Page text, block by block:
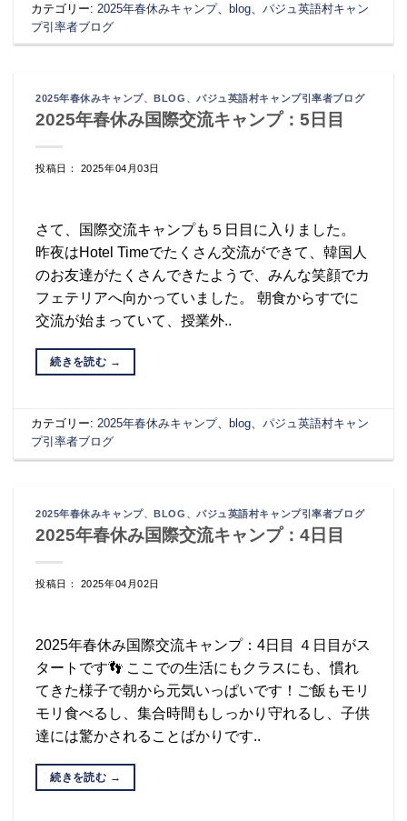
カテゴリー: 2025年春休みキャンプ、blog 、パジュ英語村キャン
プ引率者ブログ
2025年春休みキャンプ、 BLOG 、パジュ英語村キャンプ引率者ブログ
2025年春休み国際交流キャンプ：5日目
投稿日： 2025年04月03日
さて、国際交流キャンプも５日目に入りました。
昨夜はHotel Timeでたくさん交流ができて、韓国人
のお友達がたくさんできたようで、みんな笑顔でカ
フェテリアへ向かっていました。 朝食からすでに
交流が始まっていて、授業外..
続きを読む →
カテゴリー:2025年春休みキャンプ、 blog、パジュ英語村キャン
プ引率者ブログ
2025年春休みキャンプ、BLOG 、パジュ英語村キャンプ引率者ブログ
2025年春休み国際交流キャンプ：4日目
投稿日： 2025年04月02日
2025年春休み国際交流キャンプ：4日目 ４日目がス
タートです👣 ここでの生活にもクラスにも、慣れ
てきた様子で朝から元気いっぱいです！ご飯もモリ
モリ食べるし、集合時間もしっかり守れるし、子供
達には驚かされることばかりです..
続きを読む →